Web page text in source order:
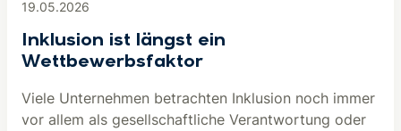
19.05.2026
Inklusion ist längst ein
Wettbewerbsfaktor
Viele Unternehmen betrachten Inklusion noch immer
vor allem als gesellschaftliche Verantwortung oder